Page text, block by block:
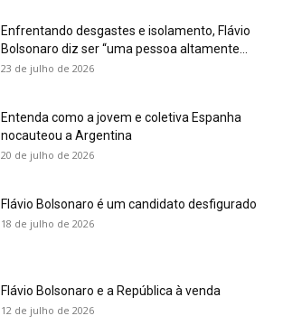
Enfrentando desgastes e isolamento, Flávio
Bolsonaro diz ser “uma pessoa altamente...
23 de julho de 2026
Entenda como a jovem e coletiva Espanha
nocauteou a Argentina
20 de julho de 2026
Flávio Bolsonaro é um candidato desfigurado
18 de julho de 2026
Flávio Bolsonaro e a República à venda
12 de julho de 2026